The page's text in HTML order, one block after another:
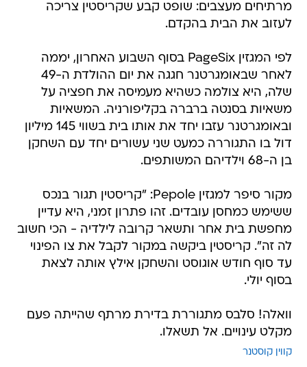
מרתיחים מעצבים: שופט קבע שקריסטין צריכה
לעזוב את הבית בהקדם.
לפי המגזין PageSix בסוף השבוע האחרון, יממה
לאחר שבאומגרטנר חגגה את יום ההולדת ה-49
שלה, היא צולמה כשהיא מעמיסה את חפציה על
משאיות בסנטה ברברה בקליפורניה. המשאיות
ובאומגרטנר עזבו יחד את אותו בית בשווי 145 מיליון
דול בו התגוררה כמעט שני עשורים יחד עם השחקן
בן ה-68 וילדיהם המשותפים.
מקור סיפר למגזין Pepole: "קריסטין תגור בנכס
ששימש כמחסן עובדים. זהו פתרון זמני, היא עדיין
מחפשת בית אחר ותשאר קרובה לילדיה - הכי חשוב
לה זה". קריסטין ביקשה במקור לקבל את צו הפינוי
עד סוף חודש אוגוסט והשחקן אילץ אותה לצאת
בסוף יולי.
וואלה! סלבס מתגוררת בדירת מרתף שהייתה פעם
מקלט עינויים. אל תשאלו.
קווין קוסטנר